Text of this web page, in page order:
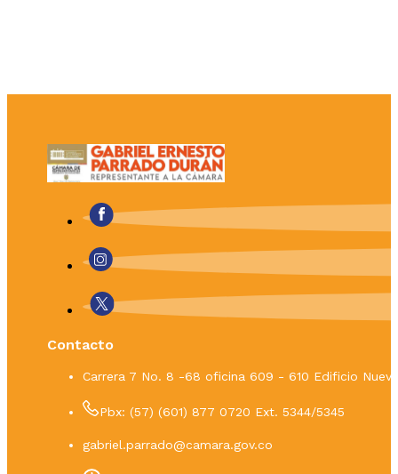
Contacto
Carrera 7 No. 8 -68 oficina 609 - 610 Edificio
Pbx: (57) (601) 877 0720 Ext. 5344/5345
gabriel.parrado@camara.gov.co